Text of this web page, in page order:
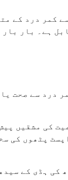
کمر درد کے
ہے۔ بار
درد سے صحت
کی مشقیں
پٹھوں کی
کی ہڈی کے